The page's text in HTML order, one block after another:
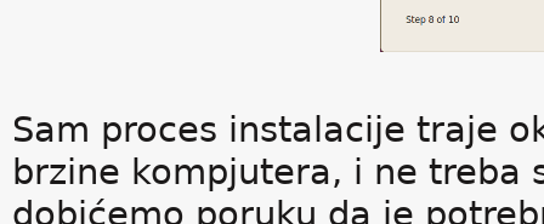
Sam proces instalacije traje
brzine kompjutera, i ne treba
dobićemo poruku da je